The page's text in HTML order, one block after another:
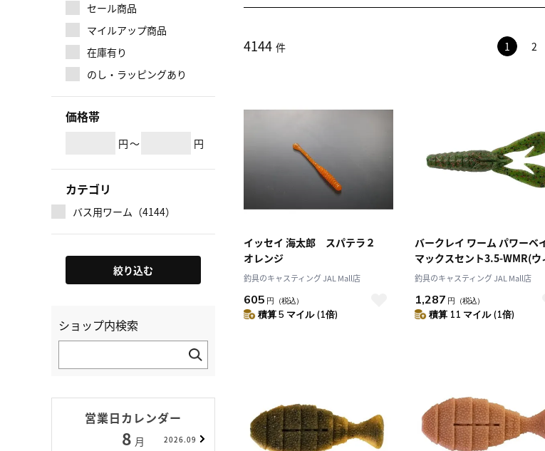
マイルアップ商品
セール商品
在庫有り
のし・ラッピングあり
価格帯
円～ 円
カテゴリ
バス用ワーム（4144）
絞り込む
ショップ内検索
営業日カレンダー
8 月
2026.09
9月
2026.10
10月
2026.11
4144 件 1 2
イッセイ 海太郎 スパテラ２
オレンジ
釣具のキャスティング JAL Mall店
605 円 （税込）
積算 5 マイル (1倍)
バークレイ ワーム パワーベ
マックスセント3.5-WMR(ウ
ターメロンレッド) スタンク
釣具のキャスティング JAL Mall店
1,287 円 （税込）
積算 11 マイル (1倍)